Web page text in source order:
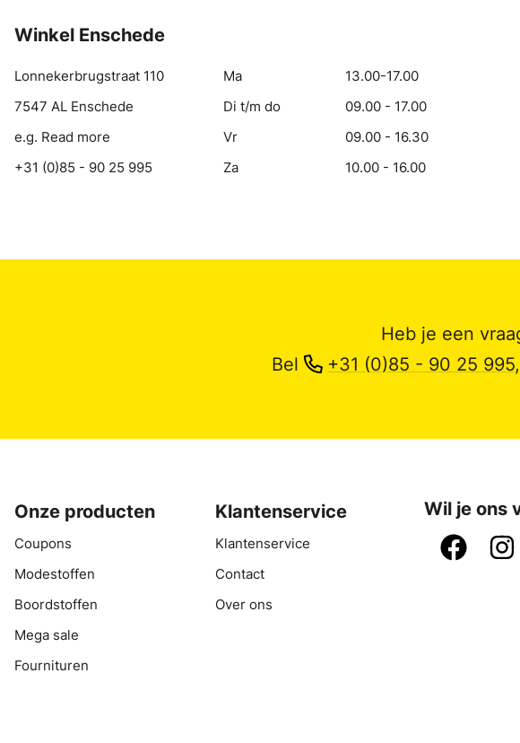
Winkel Enschede
Lonnekerbrugstraat 110
7547 AL Enschede
e.g. Read more
+31 (0)85 - 90 25 995
Ma
13.00-17.00
Di t/m do
09.00 - 17.00
Vr
09.00 - 16.30
Za
10.00 - 16.00
Heb je een
Bel
+31 (0)85 - 90 25 995,
Onze producten
Coupons
Modestoffen
Boordstoffen
Mega sale
Fournituren
Klantenservice
Klantenservice
Contact
Over ons
Wil je ons